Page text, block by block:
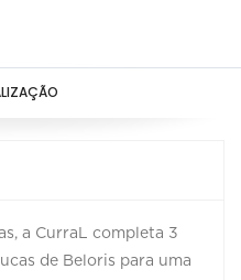
a CurraL completa 3
de Beloris para uma